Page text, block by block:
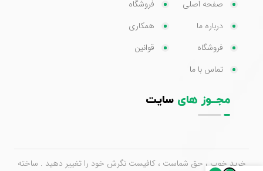
صفحه اصلی
درباره ما
فروشگاه
تماس با ما
فروشگاه
همکاری
قوانین
مجــوز های سایت
خرید خوب ، حق شماست ، کافیست نگرش خود را تغییر دهید . ساخته